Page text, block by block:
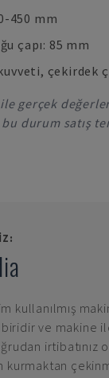
450 mm
çapı: 85 mm
kuvveti, çekirdek
gerçek
durum satış
kullanılmış
biridir ve makine
irtibatınız
kurmaktan